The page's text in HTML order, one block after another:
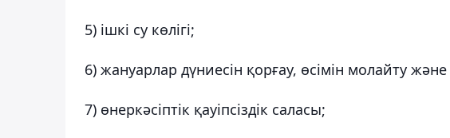
5) ішкі су көлігі;
6) жануарлар дүниесін қорғау, өсімін молайту
7) өнеркәсіптік қауіпсіздік саласы;